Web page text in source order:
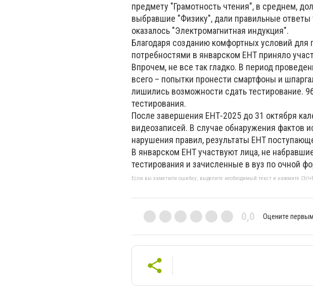
предмету "Грамотность чтения", в среднем,
выбравшие "Физику", дали правильные
оказалось "Электромагнитная индукция".
Благодаря созданию комфортных условий
потребностями в январском ЕНТ приняло
Впрочем, не все так гладко. В период
всего – попытки пронести смартфоны и
лишились возможности сдать тестирование.
тестирования.
После завершения ЕНТ-2025 до 31 октября
видеозаписей. В случае обнаружения фактов
нарушения правил, результаты ЕНТ
В январском ЕНТ участвуют лица, не
тестирования и зачисленные в вуз по очной
Если вы заметили ошибку, выделите необходимый текст и нажмите
0,0 Оцените первым